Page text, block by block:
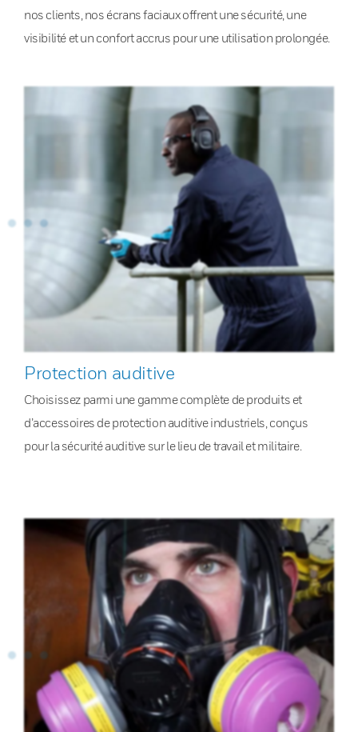
nos clients, nos écrans faciaux offrent une sécurité, une
visibilité et un confort accrus pour une utilisation prolongée.
Protection auditive
Choisissez parmi une gamme complète de produits et
d’accessoires de protection auditive industriels, conçus
pour la sécurité auditive sur le lieu de travail et militaire.